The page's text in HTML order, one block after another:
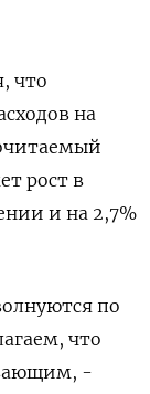
что
на
рост в
и на 2,7%
по
что
-